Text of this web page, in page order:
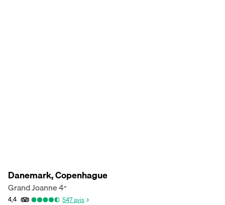
Danemark, Copenhague
Grand Joanne4*
4,4 547avis